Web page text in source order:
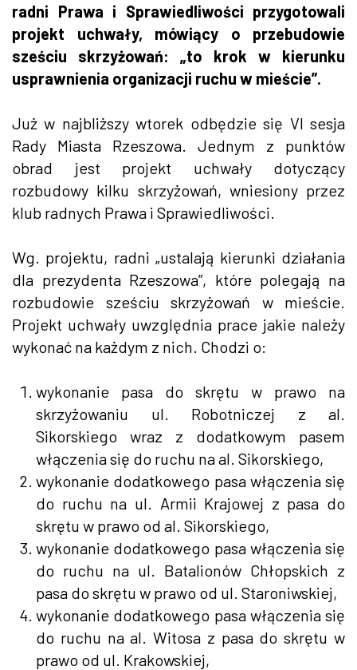
radni Prawa i Sprawiedliwości przygotowali
projekt uchwały, mówiący o przebudowie
sześciu skrzyżowań: „to krok w kierunku
usprawnienia organizacji ruchu w mieście”.
Już w najbliższy wtorek odbędzie się VI sesja
Rady Miasta Rzeszowa. Jednym z punktów
obrad jest projekt uchwały dotyczący
rozbudowy kilku skrzyżowań, wniesiony przez
klub radnych Prawa i Sprawiedliwości.
Wg. projektu, radni „ustalają kierunki działania
dla prezydenta Rzeszowa”, które polegają na
rozbudowie sześciu skrzyżowań w mieście.
Projekt uchwały uwzględnia prace jakie należy
wykonać na każdym z nich. Chodzi o:
wykonanie pasa do skrętu w prawo na
skrzyżowaniu ul. Robotniczej z al.
Sikorskiego wraz z dodatkowym pasem
włączenia się do ruchu na al. Sikorskiego,
wykonanie dodatkowego pasa włączenia się
do ruchu na ul. Armii Krajowej z pasa do
skrętu w prawo od al. Sikorskiego,
wykonanie dodatkowego pasa włączenia się
do ruchu na ul. Batalionów Chłopskich z
pasa do skrętu w prawo od ul. Staroniwskiej,
wykonanie dodatkowego pasa włączenia się
do ruchu na al. Witosa z pasa do skrętu w
prawo od ul. Krakowskiej,